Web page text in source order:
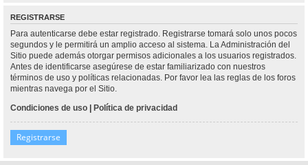
REGISTRARSE
Para autenticarse debe estar registrado. Registrarse tomará solo unos pocos
segundos y le permitirá un amplio acceso al sistema. La Administración del
Sitio puede además otorgar permisos adicionales a los usuarios registrados.
Antes de identificarse asegúrese de estar familiarizado con nuestros
términos de uso y políticas relacionadas. Por favor lea las reglas de los foros
mientras navega por el Sitio.
Condiciones de uso | Política de privacidad
Registrarse